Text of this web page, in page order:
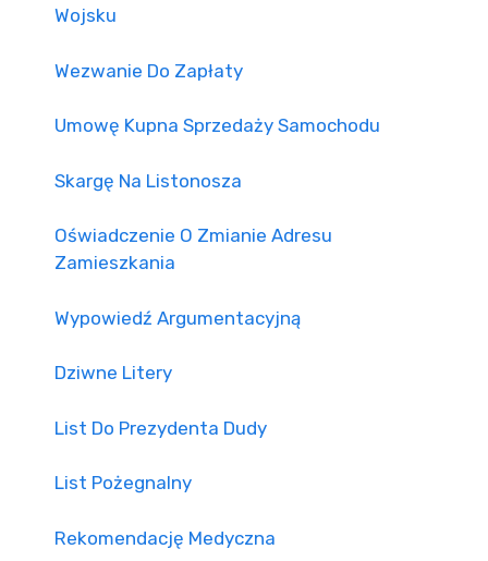
Wojsku
Wezwanie Do Zapłaty
Umowę Kupna Sprzedaży Samochodu
Skargę Na Listonosza
Oświadczenie O Zmianie Adresu
Zamieszkania
Wypowiedź Argumentacyjną
Dziwne Litery
List Do Prezydenta Dudy
List Pożegnalny
Rekomendację Medyczna